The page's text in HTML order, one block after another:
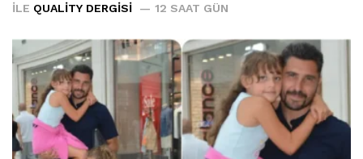
İLE QUALITY DERGISI 12 SAAT GÜN